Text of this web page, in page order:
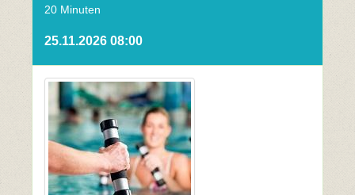
20 Minuten
25.11.2026 08:00